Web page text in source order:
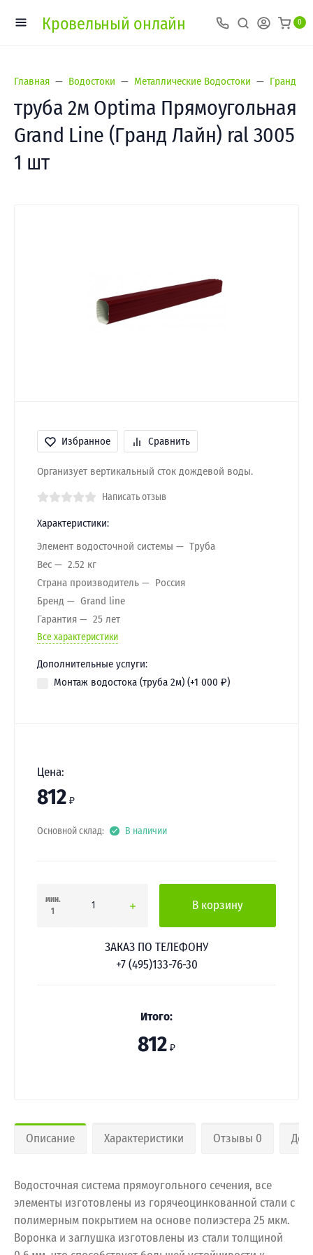
Кровельный онлайн 0
Главная Водостоки Металлические Водостоки Гранд
труба 2м Optima Прямоугольная
Grand Line (Гранд Лайн) ral 3005
1 шт
Избранное Сравнить
Организует вертикальный сток дождевой воды.
Написать отзыв
Характеристики:
Элемент водосточной системы
Труба
Вес
2.52 кг
Страна производитель
Россия
Бренд
Grand line
Гарантия
25 лет
Все характеристики
Дополнительные услуги:
Монтаж водостока (труба 2м) (+1 000 ₽)
Цена:
812 ₽
Основной склад: В наличии
мин.
1
В корзину
ЗАКАЗ ПО ТЕЛЕФОНУ
+7 (495)133-76-30
Итого:
812 ₽
Описание Характеристики Отзывы 0
Водосточная система прямоугольного сечения, все
элементы изготовлены из горячеоцинкованной стали с
полимерным покрытием на основе полиэстера 25 мкм.
Воронка и заглушка изготовлены из стали толщиной